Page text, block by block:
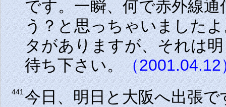
です。一瞬、何で赤外線
う？と思っちゃいました
タがありますが、それは
待ち下さい。（2001.04.12
441今日、明日と大阪へ出張